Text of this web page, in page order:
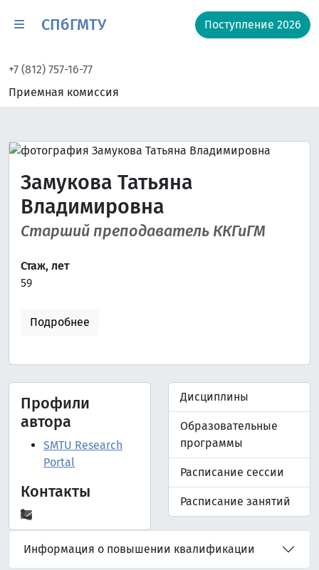
СПбГМТУ Поступление 2026
+7 (812) 757-16-77
Приемная комиссия
Замукова Татьяна
Владимировна
Старший преподаватель ККГиГМ
Стаж, лет
59
Подробнее
Профили
автора
SMTU Research
Portal
Контакты
Дисциплины
Образовательные
программы
Расписание сессии
Расписание занятий
Информация о повышении квалификации